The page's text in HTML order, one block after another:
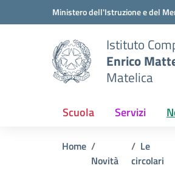
Vai ai contenuti
Vai al menu di navigazioneMinistero dell'Istruzione e del
Istituto
Enrico
Matelica
Scuola Servizi
Home
Novità
Le
circolari